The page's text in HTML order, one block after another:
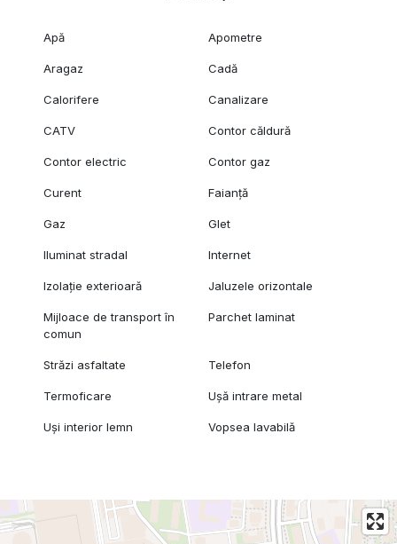
Apă Apometre
Aragaz Cadă
Calorifere Canalizare
CATV Contor căldură
Contor electric Contor gaz
Curent Faianță
Gaz Glet
Iluminat stradal Internet
Izolație exterioară Jaluzele orizontale
Mijloace de transport în
comun
Parchet laminat
Străzi asfaltate Telefon
Termoficare Ușă intrare metal
Uși interior lemn Vopsea lavabilă